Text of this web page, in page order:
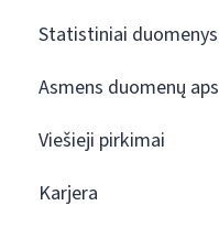
Statistiniai duomenys
Asmens duomenų
Viešieji pirkimai
Karjera